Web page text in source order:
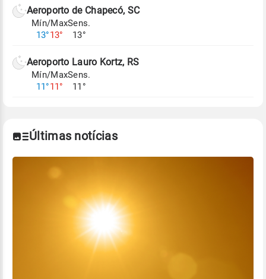
de Tempo e Estudos Climáticos (CPTEC).
Para obter mais informações sobre os dados
Aeroporto de Chapecó, SC
Mín/Max
13°13°
Sens.
13°
Aeroporto Lauro Kortz, RS
Mín/Max
11°11°
Sens.
11°
Últimas notícias